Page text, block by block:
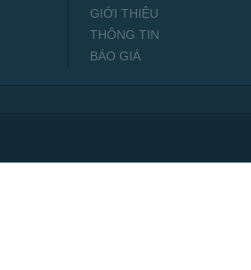
GIỚI THIỆU
THÔNG TIN
BÁO GIÁ